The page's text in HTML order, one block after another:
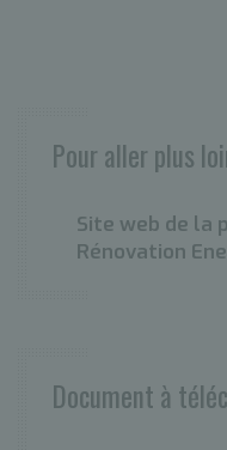
Pour aller plus
Site web de la
Rénovation
Document à